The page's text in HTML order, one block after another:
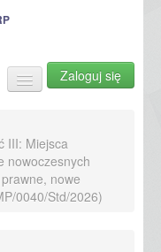
Zaloguj się
III: Miejsca
nowoczesnych
nowe
0040/Std/2026)